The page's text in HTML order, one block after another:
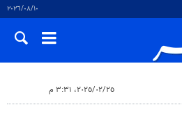
١٠‏/٠٨‏/٢٠٢٦
٢٥‏/٠٢‏/٢٠٢٥، ٣:٣١ م